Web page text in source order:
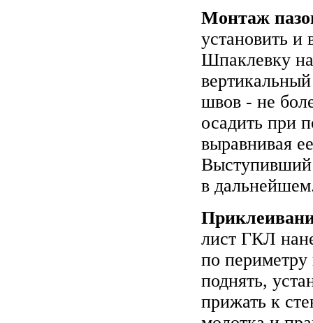
Монтаж
установить
Шпаклевку
швов - не
осадить при
выравнивая
Выступивший
в
лист ГКЛ
по периметру
поднять,
прижать к